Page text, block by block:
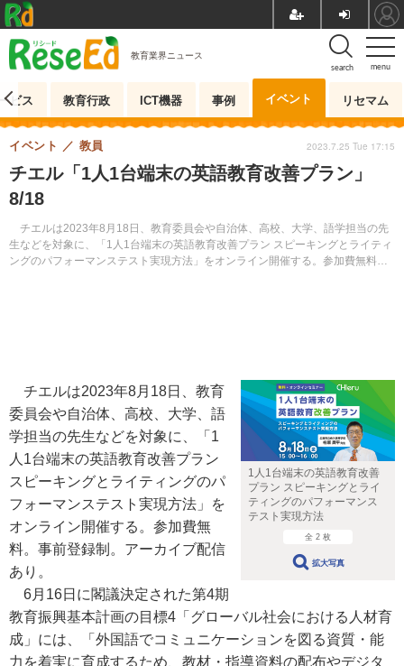
menu
search
教育業界ニュース
ビス 教育行政 ICT機器 事例 イベント リセマム
チエル「1人1台端末の英語教育改善プラン」
8/18
チエルは2023年8月18日、教育委員会や自治体、高校、大学、語学担当の先
生などを対象に、「1人1台端末の英語教育改善プラン スピーキングとライティ
ングのパフォーマンステスト実現方法」をオンライン開催する。参加費無料。
イベント 教員 2023.7.25 Tue 17:15
1人1台端末の英語教育改善
プラン スピーキングとライ
ティングのパフォーマンス
テスト実現方法
全 2 枚
拡大写真
チエルは2023年8月18日、教育
委員会や自治体、高校、大学、語
学担当の先生などを対象に、「1
人1台端末の英語教育改善プラン
スピーキングとライティングのパ
フォーマンステスト実現方法」を
オンライン開催する。参加費無
料。事前登録制。アーカイブ配信
あり。
6月16日に閣議決定された第4期
教育振興基本計画の目標4「グローバル社会における人材育
成」には、「外国語でコミュニケーションを図る資質・能
力を着実に育成するため、教材・指導資料の配布やデジタ